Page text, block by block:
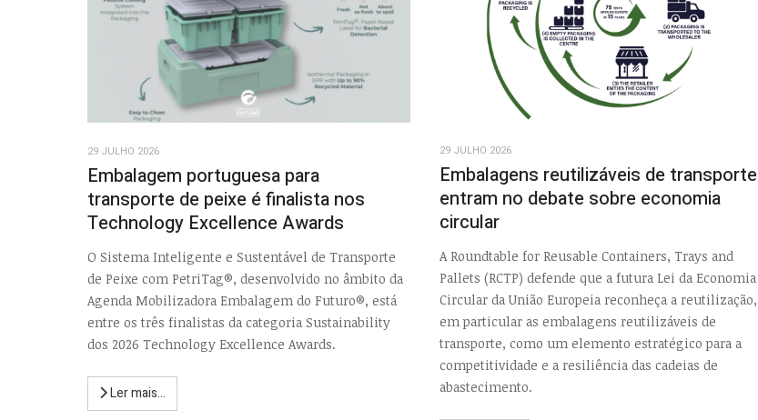
29 JULHO 2026
Embalagem portuguesa para
transporte de peixe é finalista nos
Technology Excellence Awards
O Sistema Inteligente e Sustentável de Transporte
de Peixe com PetriTag®, desenvolvido no âmbito da
Agenda Mobilizadora Embalagem do Futuro®, está
entre os três finalistas da categoria Sustainability
dos 2026 Technology Excellence Awards.
Ler mais...
29 JULHO 2026
Embalagens reutilizáveis de transporte
entram no debate sobre economia
circular
A Roundtable for Reusable Containers, Trays and
Pallets (RCTP) defende que a futura Lei da Economia
Circular da União Europeia reconheça a reutilização,
em particular as embalagens reutilizáveis de
transporte, como um elemento estratégico para a
competitividade e a resiliência das cadeias de
abastecimento.